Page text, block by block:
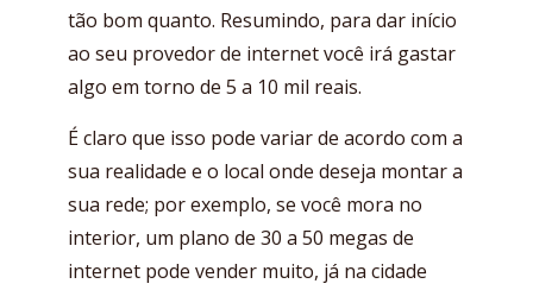
tão bom quanto. Resumindo, para dar início
ao seu provedor de internet você irá gastar
algo em torno de 5 a 10 mil reais.
É claro que isso pode variar de acordo com a
sua realidade e o local onde deseja montar a
sua rede; por exemplo, se você mora no
interior, um plano de 30 a 50 megas de
internet pode vender muito, já na cidade